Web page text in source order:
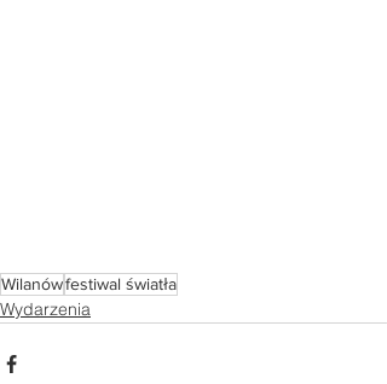
Wilanówfestiwal światła
Wydarzenia